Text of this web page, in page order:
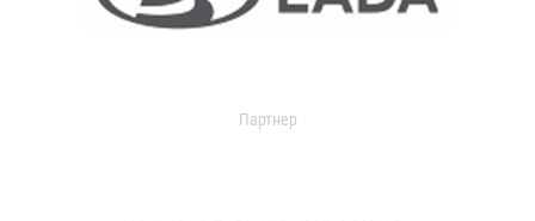
Партнер